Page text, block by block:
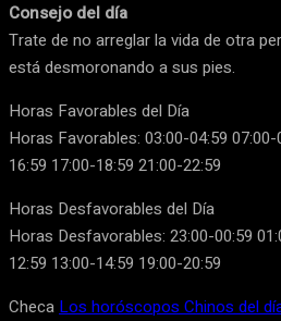
Consejo del día
Trate de no arreglar la vida de otra
está desmoronando a sus pies.
Horas Favorables del Día
Horas Favorables: 03:00-04:59
16:59 17:00-18:59 21:00-22:59
Horas Desfavorables del Día
Horas Desfavorables: 23:00-00:59
12:59 13:00-14:59 19:00-20:59
Checa Los horóscopos Chinos del